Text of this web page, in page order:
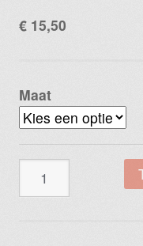
€ 15,50
Maat